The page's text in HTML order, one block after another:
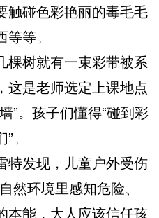
触碰色彩艳丽的毒毛毛
等。
树就有一束彩带被系
这是老师选定上课地点
”。孩子们懂得“碰到彩
。
发现，儿童户外受伤
然环境里感知危险、
本能，大人应该信任孩